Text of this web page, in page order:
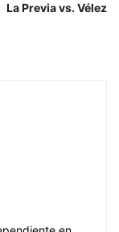
La Previa vs. Vélez